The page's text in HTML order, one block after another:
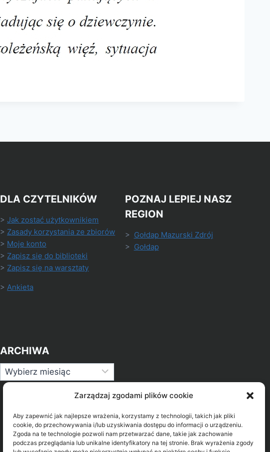
Zarządzaj zgodami plików cookie
Aby zapewnić jak najlepsze wrażenia, korzystamy z technologii, takich jak pliki
cookie, do przechowywania i/lub uzyskiwania dostępu do informacji o urządzeniu.
Zgoda na te technologie pozwoli nam przetwarzać dane, takie jak zachowanie
podczas przeglądania lub unikalne identyfikatory na tej stronie. Brak wyrażenia zgody
DLA CZYTELNIKÓW
>Jak zostać użytkownikiem
> Zasady korzystania ze zbiorów
> Moje konto
> Zapisz się do biblioteki
> Zapisz się na warsztaty
> Ankieta
ARCHIWA
Archiwa
POZNAJ LEPIEJ NASZ
REGION
> Gołdap Mazurski Zdrój
> Gołdap